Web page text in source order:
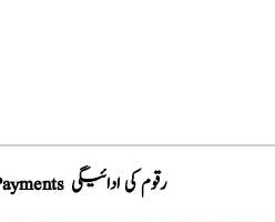
Payments رقوم کی ادائیگی